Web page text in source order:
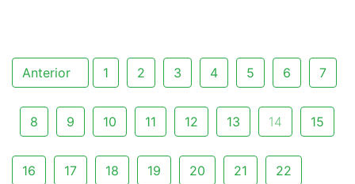
Anterior 1 2 3 4 5 6 7
8 9 10 11 12 13 14 15
16 17 18 19 20 21 22